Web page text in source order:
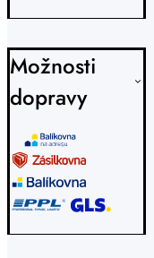
Možnosti
dopravy